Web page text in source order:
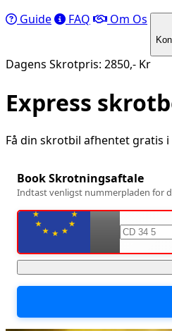
Guide FAQ Om Os
Dagens Skrotpris: 2850,- Kr
Express
Få din skrotbil afhentet gratis i
Book Skrotningsaftale
Indtast venligst nummerpladen for